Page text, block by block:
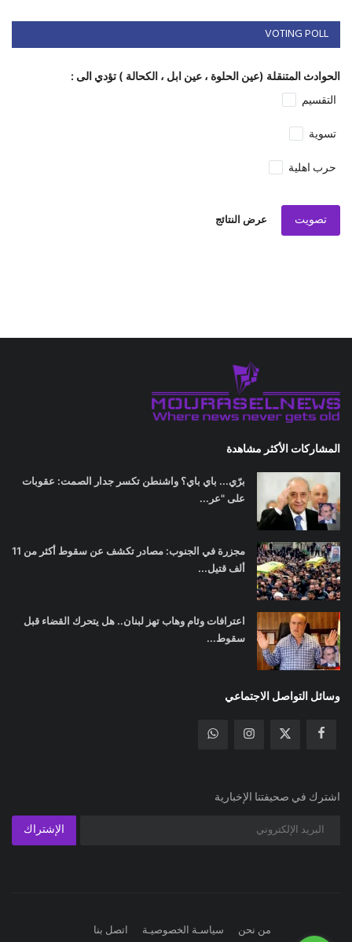
VOTING POLL
الحوادث المتنقلة (عين الحلوة ، عين ابل ، الكحالة ) تؤدي الى :
التقسيم
تسوية
حرب اهلية
تصويت عرض النتائج
المشاركات الأكثر مشاهدة
برّي... باي باي؟ واشنطن تكسر جدار الصمت: عقوبات
على "عر...
مجزرة في الجنوب: مصادر تكشف عن سقوط أكثر من 11
ألف قتيل...
اعترافات وئام وهاب تهز لبنان.. هل يتحرك القضاء قبل
سقوط...
وسائل التواصل الاجتماعي
اشترك في صحيفتنا الإخبارية
الإشتراك
من نحن سياسـة الخصوصيـة اتصل بنا